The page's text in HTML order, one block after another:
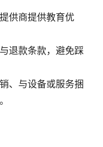
供商提供教育优
退款条款，避免踩
、与设备或服务捆